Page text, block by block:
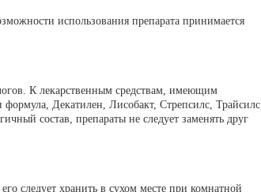
использования препарата принимается
К лекарственным средствам, имеющим
Декатилен, Лисобакт, Стрепсилс, Трайсилс,
состав, препараты не следует заменять друг
следует хранить в сухом месте при комнатной